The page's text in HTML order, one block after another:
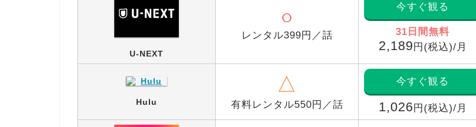
U-NEXT
○
レンタル399円／話
今すぐ観る
31日間無料
2,189 円(税込)/月
Hulu
△
有料レンタル550円／話
今すぐ観る
1,026 円(税込)/月